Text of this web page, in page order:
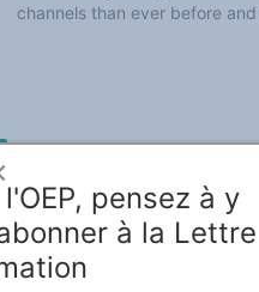
channels than ever before
CULTURE AND CULTURAL
Tagung Interkulturelle
4-5 Juli 2016, Humboldt-
Jahrzehnten der
Philosophie zeichnete sich in
pensez à y
à la Lettre